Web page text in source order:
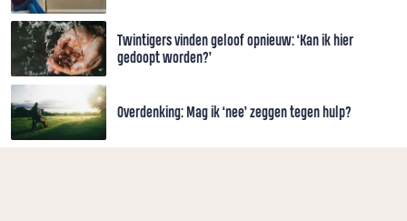
Twintigers vinden geloof opnieuw: ‘Kan ik hier
gedoopt worden?’
Overdenking: Mag ik ‘nee’ zeggen tegen hulp?